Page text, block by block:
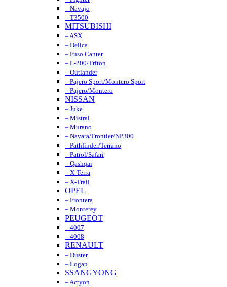
– Navajo
– T3500
MITSUBISHI
– ASX
– Delica
– Fuso Canter
– L-200/Triton
– Outlander
– Pajero Sport/Montero Sport
– Pajero/Montero
NISSAN
– Juke
– Mistral
– Murano
– Navara/Frontier/NP300
– Pathfinder/Terrano
– Patrol/Safari
– Qashqai
– X-Terra
– X-Trail
OPEL
– Frontera
– Monterey
PEUGEOT
– 4007
– 4008
RENAULT
– Duster
– Logan
SSANGYONG
– Actyon